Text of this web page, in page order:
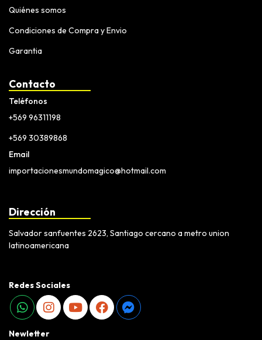
Quiénes somos
Condiciones de Compra y Envio
Garantia
Contacto
Teléfonos
+569 96311198
+569 30389868
Email
importacionesmundomagico@hotmail.com
Dirección
Salvador sanfuentes 2623, Santiago cercano a metro union
latinoamericana
Redes Sociales
Newletter